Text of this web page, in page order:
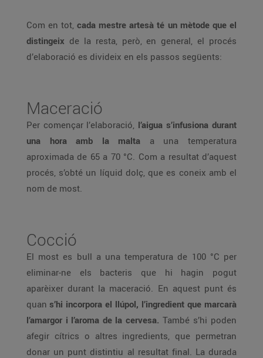
Com en tot, cada mestre artesà té un mètode que el
distingeix de la resta, però, en general, el procés
d’elaboració es divideix en els passos següents:
Maceració
Per començar l’elaboració, l’aigua s’infusiona durant
una hora amb la malta a una temperatura
aproximada de 65 a 70 °C. Com a resultat d’aquest
procés, s’obté un líquid dolç, que es coneix amb el
nom de most.
Cocció
El most es bull a una temperatura de 100 °C per
eliminar-ne els bacteris que hi hagin pogut
aparèixer durant la maceració. En aquest punt és
quan s’hi incorpora el llúpol, l’ingredient que marcarà
l’amargor i l’aroma de la cervesa. També s’hi poden
afegir cítrics o altres ingredients, que permetran
donar un punt distintiu al resultat final. La durada